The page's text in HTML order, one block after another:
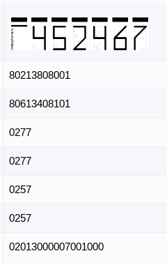
80213808001
80613408101
0277
0277
0257
0257
02013000007001000